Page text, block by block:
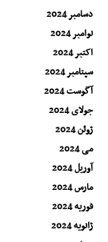
دسامبر 2024
نوامبر 2024
اکتبر 2024
سپتامبر 2024
آگوست 2024
جولای 2024
ژوئن 2024
می 2024
آوریل 2024
مارس 2024
فوریه 2024
ژانویه 2024